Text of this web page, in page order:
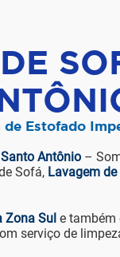
Estofado
Antônio –
Sofá, Lavagem
Zona Sul e também
serviço de